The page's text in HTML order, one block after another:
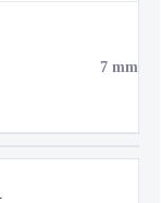
7 mm